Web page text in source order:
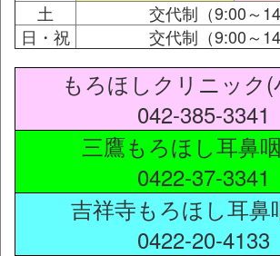
土
交代制（9:00～
日・祝
交代制（9:00～
もろほしクリニック(
042-385-3341
三鷹もろほし耳鼻
0422-37-3341
吉祥寺もろほし耳鼻
0422-20-4133